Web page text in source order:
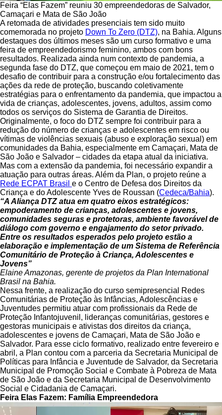
Feira “Elas Fazem” reuniu 30 empreendedoras de Salvador,
Camaçari e Mata de São João
A retomada de atividades presenciais tem sido muito
comemorada no projeto Down To Zero (DTZ), na Bahia. Alguns
destaques dos últimos meses são um curso formativo e uma
feira de empreendedorismo feminino, ambos com bons
resultados. Realizada ainda num contexto de pandemia, a
segunda fase do DTZ, que começou em maio de 2021, tem o
desafio de contribuir para a construção e/ou fortalecimento das
ações da rede de proteção, buscando coletivamente
estratégias para o enfrentamento da pandemia, que impactou a
vida de crianças, adolescentes, jovens, adultos, assim como
todos os serviços do Sistema de Garantia de Direitos.
Originalmente, o foco do DTZ sempre foi contribuir para a
redução do número de crianças e adolescentes em risco ou
vítimas de violências sexuais (abuso e exploração sexual) em
comunidades da Bahia, especialmente em Camaçari, Mata de
São João e Salvador – cidades da etapa atual da iniciativa.
Mas com a extensão da pandemia, foi necessário expandir a
atuação para outras áreas. Além da Plan, o projeto reúne a
Rede ECPAT Brasil e o Centro de Defesa dos Direitos da
Criança e do Adolescente Yves de Roussan (Cedeca/Bahia).
“A Aliança DTZ atua em quatro eixos estratégicos:
empoderamento de crianças, adolescentes e jovens,
comunidades seguras e protetoras, ambiente favorável de
diálogo com governo e engajamento do setor privado.
Entre os resultados esperados pelo projeto estão a
elaboração e implementação de um Sistema de Referência
Comunitário de Proteção à Criança, Adolescentes e
Jovens”
Elaine Amazonas, gerente de projetos da Plan International
Brasil na Bahia.
Nessa frente, a realização do curso semipresencial Redes
Comunitárias de Proteção às Infâncias, Adolescências e
Juventudes permitiu atuar com profissionais da Rede de
Proteção Infantojuvenil, lideranças comunitárias, gestores e
gestoras municipais e ativistas dos direitos da criança,
adolescentes e jovens de Camaçari, Mata de São João e
Salvador. Para esse ciclo formativo, realizado entre fevereiro e
abril, a Plan contou com a parceria da Secretaria Municipal de
Políticas para Infância e Juventude de Salvador, da Secretaria
Municipal de Promoção Social e Combate à Pobreza de Mata
de São João e da Secretaria Municipal de Desenvolvimento
Social e Cidadania de Camaçari.
Feira Elas Fazem: Família Empreendedora